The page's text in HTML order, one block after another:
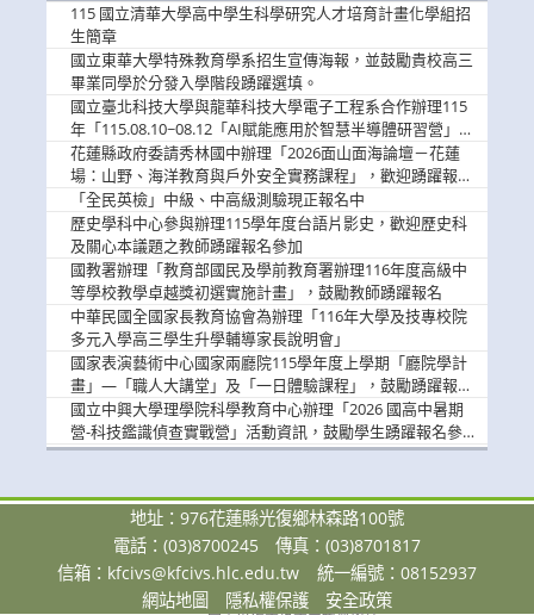
115 國立清華大學高中學生科學研究人才培育計畫化學組招
生簡章
國立東華大學特殊教育學系招生宣傳海報，並鼓勵貴校高三
畢業同學於分發入學階段踴躍選填。
國立臺北科技大學與龍華科技大學電子工程系合作辦理115
年「115.08.10~08.12「AI賦能應用於智慧半導體研習營」，
歡迎學生踴躍報名參加
花蓮縣政府委請秀林國中辦理「2026面山面海論壇－花蓮
場：山野、海洋教育與戶外安全實務課程」，歡迎踴躍報名
參加
「全民英檢」中級、中高級測驗現正報名中
歷史學科中心參與辦理115學年度台語片影史，歡迎歷史科
及關心本議題之教師踴躍報名參加
國教署辦理「教育部國民及學前教育署辦理116年度高級中
等學校教學卓越獎初選實施計畫」，鼓勵教師踴躍報名
中華民國全國家長教育協會為辦理「116年大學及技專校院
多元入學高三學生升學輔導家長說明會」
國家表演藝術中心國家兩廳院115學年度上學期「廳院學計
畫」—「職人大講堂」及「一日體驗課程」，鼓勵踴躍報名
參與。
國立中興大學理學院科學教育中心辦理「2026 國高中暑期
營-科技鑑識偵查實戰營」活動資訊，鼓勵學生踴躍報名參
加。
地址：976花蓮縣光復鄉林森路100號
電話：(03)8700245
傳真：(03)8701817
信箱： kfcivs@kfcivs.hlc.edu.tw
統一編號：08152937
網站地圖
隱私權保護 安全政策